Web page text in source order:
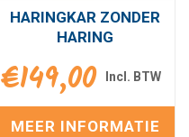
HARINGKAR ZONDER
HARING
€149,00
MEER INFORMATIE